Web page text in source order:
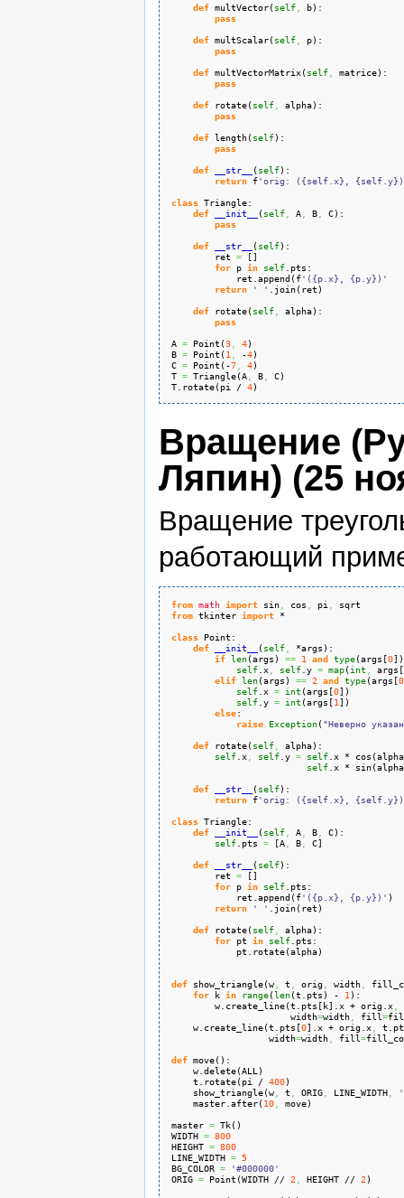
def multVector(self, b) :
pass
def multScalar(self, p) :
pass
def multVectorMatrix(self, matrice) :
pass
def rotate(self, alpha) :
pass
def length(self) :
pass
def
__str__ (self) :
return f'orig: ({self.x},
class Triangle:
def
__init__ (self, A, B, C) :
pass
def
__str__ (self) :
ret = []
for p in self. pts :
ret. append(f'({p.x}, {p.y})'
return
' ' join(ret )
def rotate(self, alpha) :
pass
A = Point (3, 4)
B = Point (1 -4)
C = Point (-7, 4)
T = Triangle(A, B, C)
T. rotate(pi / 4)
Вращение
Ляпин) (25
Вращение
работающий
from math import sin, cos pi
sqrt
from tkinter import *
class Point:
def
__init__ (self, *args ) :
if len(args ) == 1 and type(args [0] )
self. x, self. y = map(int args [
elif len(args ) == 2 and type(args [0
self. x = int (args [0] )
self. y = int (args [1 ] )
else:
raise
Exception("Неверно
def rotate(self, alpha) :
self. x, self. y = self. x * cos (alpha
self. x * sin(alpha
def
__str__ (self) :
return f'orig: ({self.x},
class Triangle:
def
__init__ (self, A, B, C) :
self. pts = [A, B, C]
def
__str__ (self) :
ret = []
for p in self. pts :
ret. append (f'({p.x}, {p.y})' )
return
' ' join(ret )
def rotate(self, alpha) :
for pt in self. pts :
pt.
rotate(alpha)
def show_triangle(w, t orig, width,
for k in range(len(t. pts ) - 1 ) :
w. create_line(t. pts [ k] x + orig. x,
width=width, fill=
w. create_line(t. pts [0] x + orig. x, t.
width=width, fill=
def move( ) :
w. delete(ALL )
t.
rotate(pi / 400)
show_triangle(w, t ORIG, LINE_WIDTH,
master. after(10, move)
master = Tk( )
WIDTH = 800
HEIGHT = 800
LINE_WIDTH =
5
BG_COLOR =
'#000000'
ORIG = Point (WIDTH // 2 HEIGHT // 2 )